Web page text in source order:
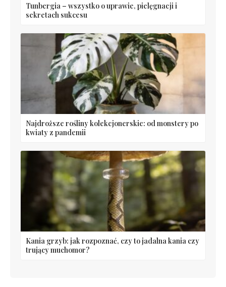
Tunbergia – wszystko o uprawie, pielęgnacji i
sekretach sukcesu
Najdroższe rośliny kolekcjonerskie: od monstery po
kwiaty z pandemii
Kania grzyb: jak rozpoznać, czy to jadalna kania czy
trujący muchomor?